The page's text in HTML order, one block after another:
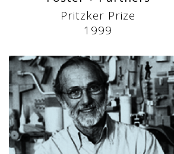
Pritzker Prize
1999